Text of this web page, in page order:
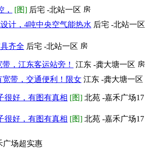
[图] 后宅 -北站一区
计，4吨中央空气能热水 后宅 -北站一区
齐全 后宅 -北站一区
，江东客运站旁！ 江东 -龚大塘一区
带，交通便利！限女 江东 -龚大塘一区
很好，有图有真相 [图] 北苑 -嘉禾广场17
很好，有图有真相 [图] 北苑 -嘉禾广场17
广场超实惠